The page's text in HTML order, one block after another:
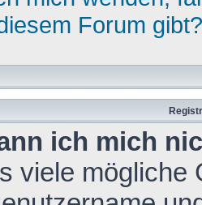
Forum gibt?
ich mich
viele